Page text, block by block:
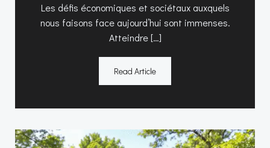
Les défis économiques et sociétaux auxquels
nous faisons face aujourd’hui sont immenses.
Atteindre […]
Read Article